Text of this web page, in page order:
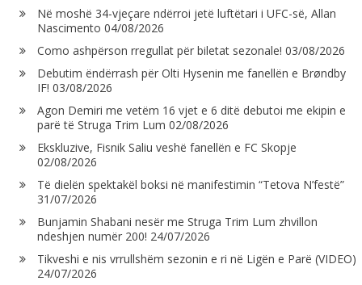
Në moshë 34-vjeçare ndërroi jetë luftëtari i UFC-së, Allan
Nascimento 04/08/2026
Como ashpërson rregullat për biletat sezonale! 03/08/2026
Debutim ëndërrash për Olti Hysenin me fanellën e Brøndby
IF! 03/08/2026
Agon Demiri me vetëm 16 vjet e 6 ditë debutoi me ekipin e
parë të Struga Trim Lum 02/08/2026
Ekskluzive, Fisnik Saliu veshë fanellën e FC Skopje
02/08/2026
Të dielën spektakël boksi në manifestimin “Tetova N’festë”
31/07/2026
Bunjamin Shabani nesër me Struga Trim Lum zhvillon
ndeshjen numër 200! 24/07/2026
Tikveshi e nis vrrullshëm sezonin e ri në Ligën e Parë (VIDEO)
24/07/2026